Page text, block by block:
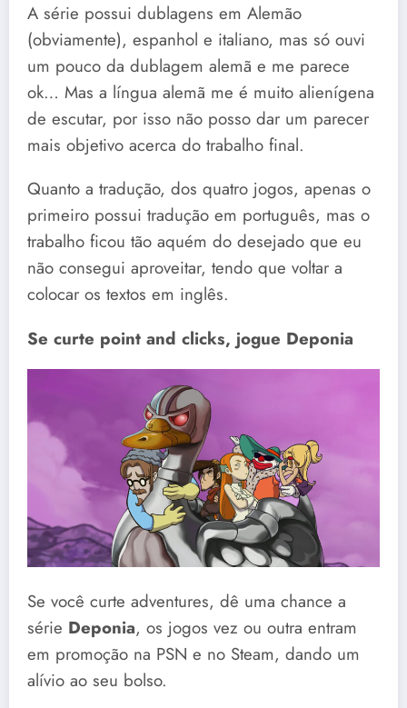
A série possui dublagens em Alemão
(obviamente), espanhol e italiano, mas só ouvi
um pouco da dublagem alemã e me parece
ok… Mas a língua alemã me é muito alienígena
de escutar, por isso não posso dar um parecer
mais objetivo acerca do trabalho final.
Quanto a tradução, dos quatro jogos, apenas o
primeiro possui tradução em português, mas o
trabalho ficou tão aquém do desejado que eu
não consegui aproveitar, tendo que voltar a
colocar os textos em inglês.
Se curte point and clicks, jogue Deponia
Se você curte adventures, dê uma chance a
série Deponia, os jogos vez ou outra entram
em promoção na PSN e no Steam, dando um
alívio ao seu bolso.